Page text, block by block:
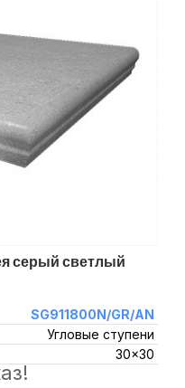
серый светлый
SG911800N/GR/AN
Угловые ступени
30x30